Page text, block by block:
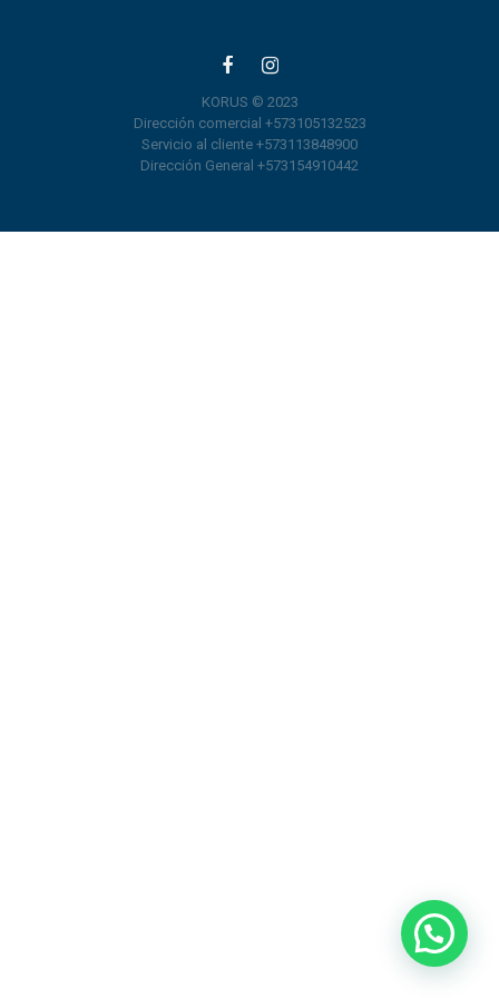
KORUS © 2023
Dirección comercial +573105132523
Servicio al cliente +573113848900
Dirección General +573154910442